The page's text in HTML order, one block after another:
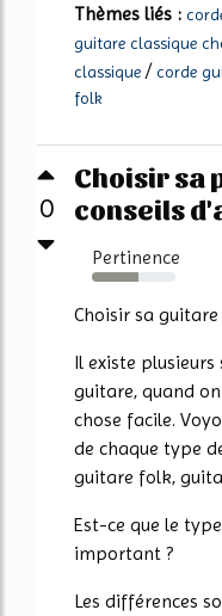
Thèmes liés :
guitare classique
classique /corde
folk
0
Choisir sa
conseils
Pertinence
55%
Choisir sa guitare
Il existe
guitare, quand
chose facile.
de chaque type
guitare folk,
Est-ce que le
important ?
Les différences